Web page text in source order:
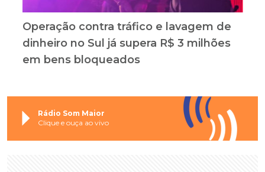
Operação contra tráfico e lavagem de
dinheiro no Sul já supera R$ 3 milhões
em bens bloqueados
Rádio Som Maior
Clique e ouça ao vivo